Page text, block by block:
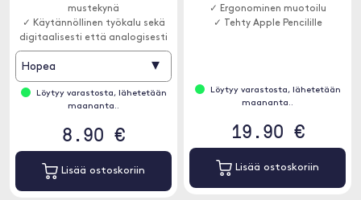
mustekynä
✓ Käytännöllinen työkalu sekä
digitaalisesti että analogisesti
Hopea ▾
Löytyy varastosta, lähetetään
maananta..
8.90 €
Lisää ostoskoriin
✓ Ergonominen muotoilu
✓ Tehty Apple Pencilille
Löytyy varastosta, lähetetään
maananta..
19.90 €
Lisää ostoskoriin